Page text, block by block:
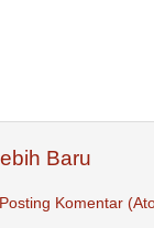
Baru
Posting Komentar